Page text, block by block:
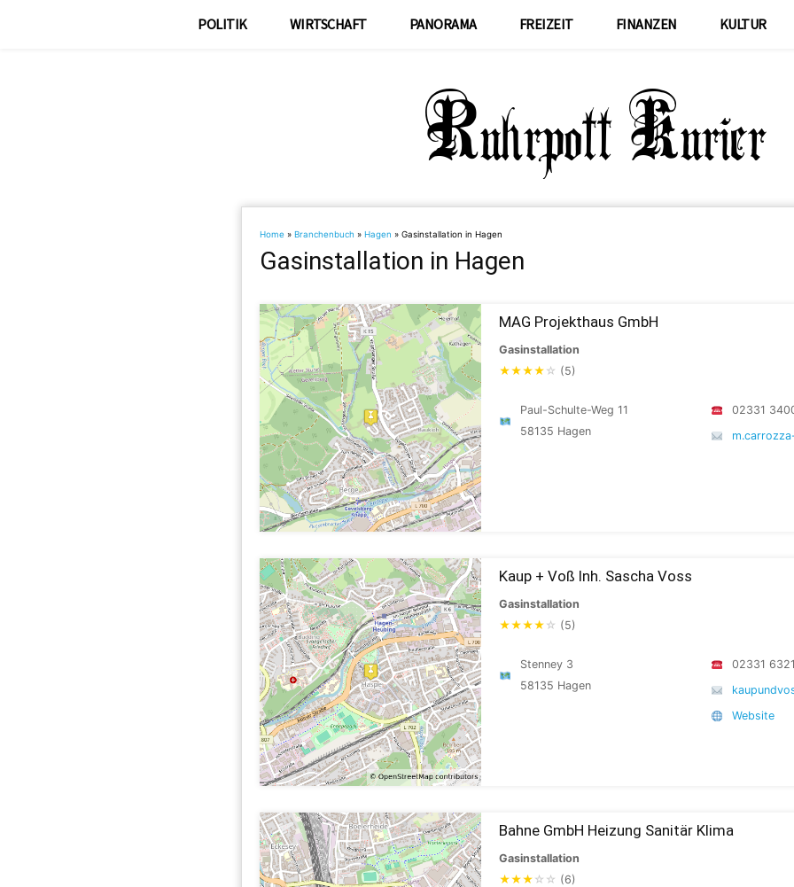
POLITIK WIRTSCHAFT PANORAMA FREIZEIT FINANZEN KULTUR
Home » Branchenbuch » Hagen » Gasinstallation in Hagen
Gasinstallation in Hagen
MAG Projekthaus GmbH
Gasinstallation
★★★★ ☆ (5)
Paul-Schulte-Weg 11
58135 Hagen
02331
Kaup + Voß Inh. Sascha Voss
Gasinstallation
★★★★ ☆ (5)
Stenney 3
58135 Hagen
02331
Website
Bahne GmbH Heizung Sanitär Klima
Gasinstallation
★★★ ☆ ☆ (6)